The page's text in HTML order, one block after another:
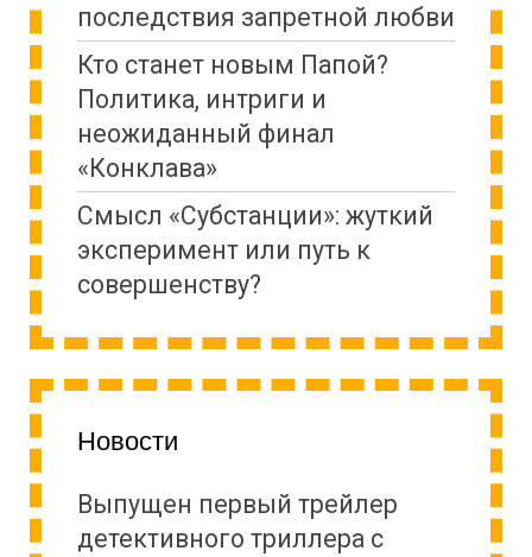
последствия запретной любви
Кто станет новым Папой?
Политика, интриги и
неожиданный финал
«Конклава»
Cмысл «Субстанции»: жуткий
эксперимент или путь к
совершенству?
Новости
Выпущен первый трейлер
детективного триллера с